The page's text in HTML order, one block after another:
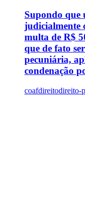
Supondo que
judicialmente
multa de R$
que de fato
pecuniária,
condenação
coafdireitodireito-